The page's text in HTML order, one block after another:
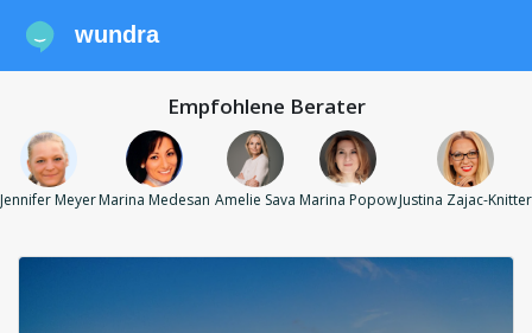
wundra
Empfohlene Berater
Jennifer MeyerMarina Medesan Amelie Sava Marina PopowJustina Zajac-Knitter